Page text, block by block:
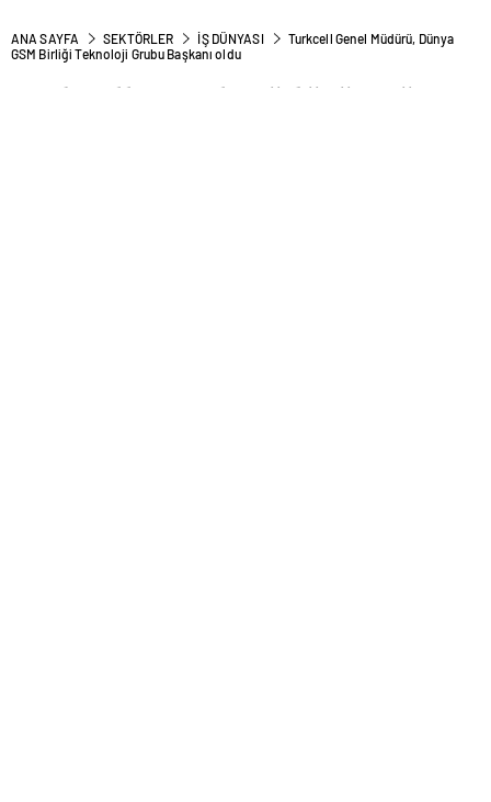
ANA SAYFA SEKTÖRLER İŞ DÜNYASI
Turkcell Genel Müdürü, Dünya
GSM Birliği Teknoloji Grubu Başkanı oldu
Turkcell Genel Müdürü, Dünya